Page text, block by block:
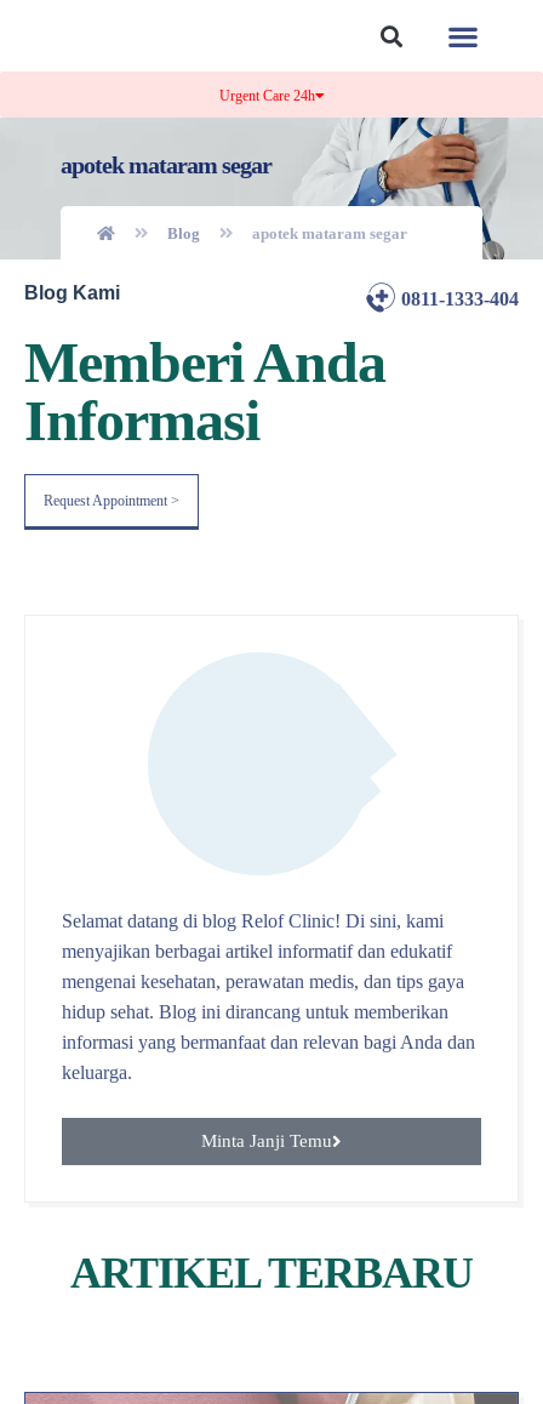
Urgent Care 24h
apotek mataram segar
Blog apotek mataram segar
Blog Kami 0811-1333-404
Memberi Anda
Informasi
Request Appointment >
Selamat datang di blog Relof Clinic! Di sini, kami
menyajikan berbagai artikel informatif dan edukatif
mengenai kesehatan, perawatan medis, dan tips gaya
hidup sehat. Blog ini dirancang untuk memberikan
informasi yang bermanfaat dan relevan bagi Anda dan
keluarga.
Minta Janji Temu
ARTIKEL TERBARU